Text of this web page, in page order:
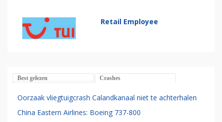
Retail Employee
Best gelezen Crashes
Oorzaak vliegtuigcrash Calandkanaal niet te achterhalen
China Eastern Airlines: Boeing 737-800